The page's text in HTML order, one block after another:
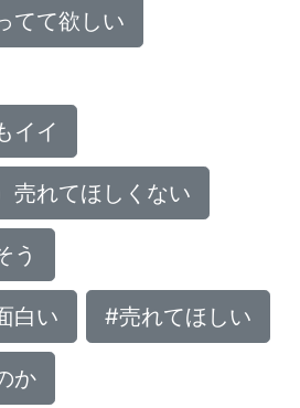
てて欲しい
イイ
売れてほしくない
う
白い #売れてほしい
か